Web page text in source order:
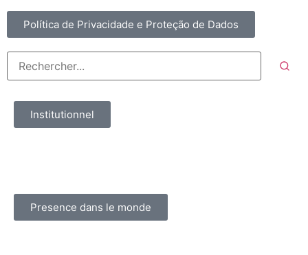
Política de Privacidade e Proteção de Dados
Institutionnel
Presence dans le monde